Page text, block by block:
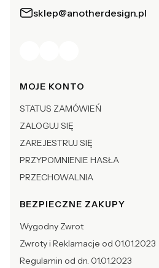
sklep@anotherdesign.pl
Linki w stopce
MOJE KONTO
STATUS ZAMÓWIEŃ
ZALOGUJ SIĘ
ZAREJESTRUJ SIĘ
PRZYPOMNIENIE HASŁA
PRZECHOWALNIA
BEZPIECZNE ZAKUPY
Wygodny Zwrot
Zwroty i Reklamacje od 01.01.2023
Regulamin od dn. 01.01.2023